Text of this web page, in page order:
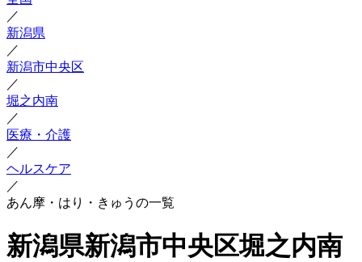
／
新潟県
／
新潟市中央区
／
堀之内南
／
医療・介護
／
ヘルスケア
／
あん摩・はり・きゅうの一覧
新潟県新潟市中央区堀之内南